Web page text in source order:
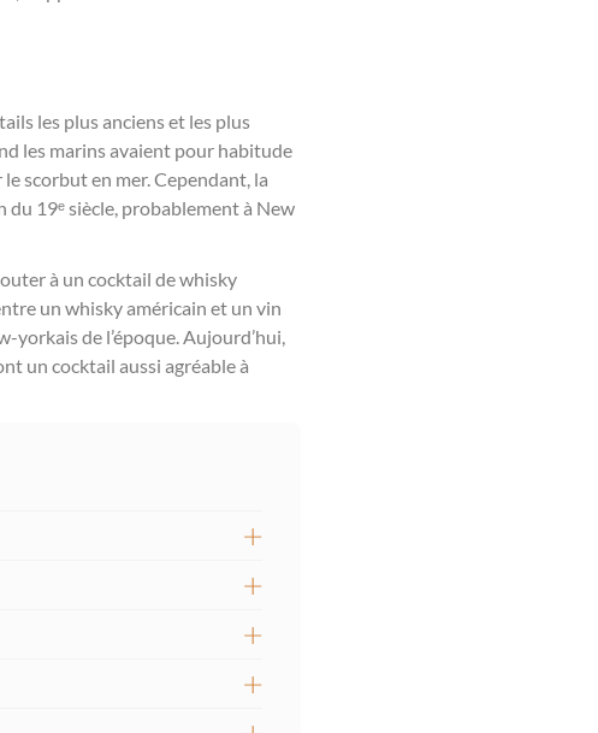
les plus anciens et les plus
les marins avaient pour habitude
scorbut en mer. Cependant, la
19ᵉ siècle, probablement à New
à un cocktail de whisky
un whisky américain et un vin
yorkais de l’époque. Aujourd’hui,
un cocktail aussi agréable à